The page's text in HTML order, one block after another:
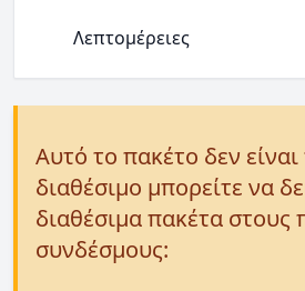
Λεπτομέρειες
Αυτό το πακέτο δεν
διαθέσιμο μπορείτε να
διαθέσιμα πακέτα
συνδέσμους: